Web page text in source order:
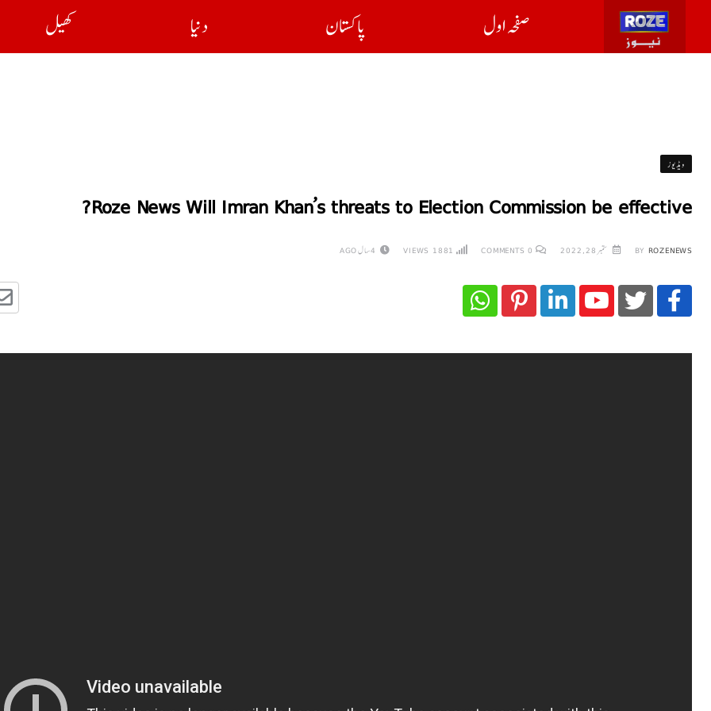
صفحہ اول پاکستان دنیا کھیل
ویڈیوز
Roze News Will Imran Khan’s threats to Election Commission be effective?
BY ROZENEWS ستمبر 28, 2022 0
COMMENTS
1881 4 سال AGO